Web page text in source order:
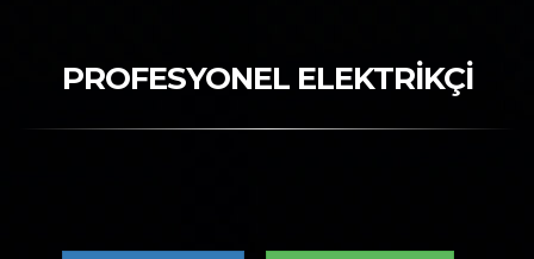
PROFESYONEL ELEKTRİKÇİ